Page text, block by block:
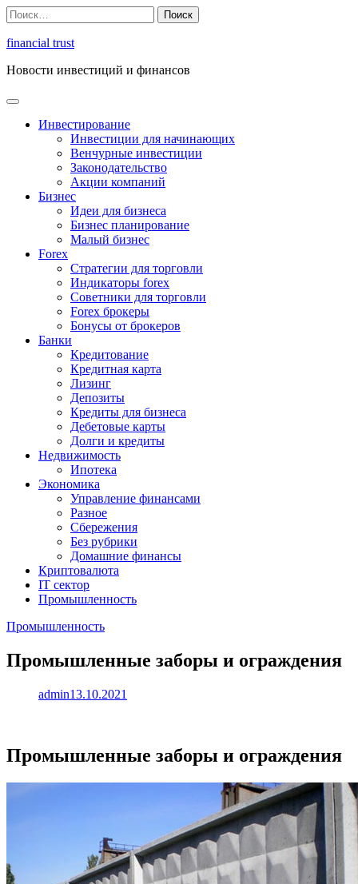
Перейти
к
содержимому
Найти:
financial trust
Новости инвестиций и финансов
Инвестирование
Инвестиции для начинающих
Венчурные инвестиции
Законодательство
Акции компаний
Бизнес
Идеи для бизнеса
Бизнес планирование
Малый бизнес
Forex
Стратегии для торговли
Индикаторы forex
Советники для торговли
Forex брокеры
Бонусы от брокеров
Банки
Кредитование
Кредитная карта
Лизинг
Депозиты
Кредиты для бизнеса
Дебетовые карты
Долги и кредиты
Недвижимость
Ипотека
Экономика
Управление финансами
Разное
Сбережения
Без рубрики
Домашние финансы
Криптовалюта
IT сектор
Промышленность
Промышленность
Промышленные заборы и ограждения
admin13.10.2021
Промышленные заборы и ограждения